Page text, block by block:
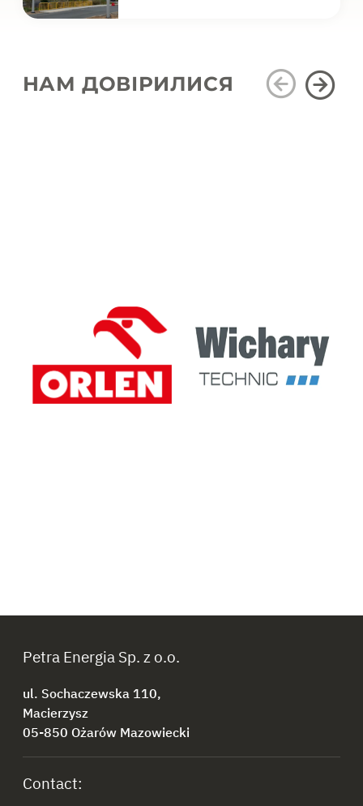
НАМ ДОВІРИЛИСЯ
Petra Energia Sp. z o.o.
ul. Sochaczewska 110,
Macierzysz
05-850 Ożarów Mazowiecki
Contact: